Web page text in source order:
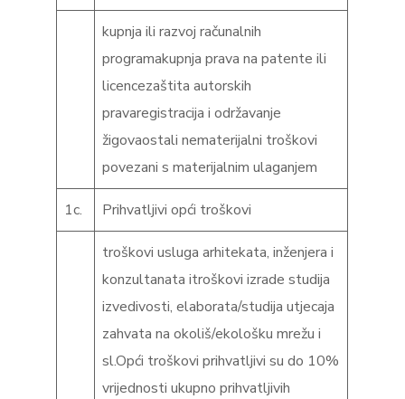
kupnja ili razvoj računalnih
programakupnja prava na patente ili
licencezaštita autorskih
pravaregistracija i održavanje
žigovaostali nematerijalni troškovi
povezani s materijalnim ulaganjem
1c. Prihvatljivi opći troškovi
troškovi usluga arhitekata, inženjera i
konzultanata itroškovi izrade studija
izvedivosti, elaborata/studija utjecaja
zahvata na okoliš/ekološku mrežu i
sl.Opći troškovi prihvatljivi su do 10%
vrijednosti ukupno prihvatljivih